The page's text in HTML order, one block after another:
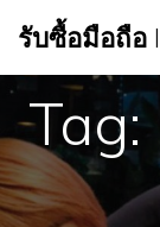
รับซื้อมือถือ I
Tag: